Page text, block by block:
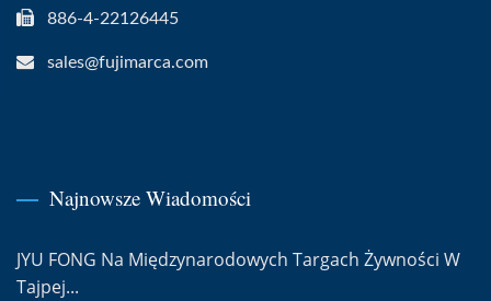
886-4-22126445
sales@fujimarca.com
Najnowsze Wiadomości
JYU FONG Na Międzynarodowych Targach Żywności W
Tajpej...